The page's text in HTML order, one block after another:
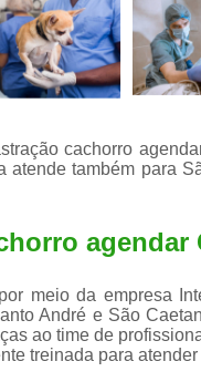
cachorro
também para
agendar
meio da empresa
André e São
ao time de
treinada para